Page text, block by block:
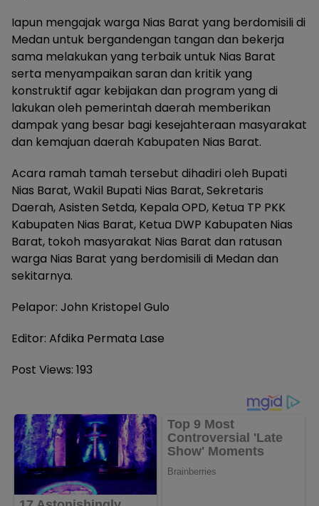
Iapun mengajak warga Nias Barat yang berdomisili di
Medan untuk bergandengan tangan dan bekerja
sama melakukan yang terbaik untuk Nias Barat
serta menyampaikan saran dan kritik yang
konstruktif agar kebijakan dan program yang di
lakukan oleh pemerintah daerah memberikan
dampak yang besar bagi kesejahteraan masyarakat
dan kemajuan daerah Kabupaten Nias Barat.
Acara ramah tamah tersebut dihadiri oleh Bupati
Nias Barat, Wakil Bupati Nias Barat, Sekretaris
Daerah, Asisten Setda, Kepala OPD, Ketua TP PKK
Kabupaten Nias Barat, Ketua DWP Kabupaten Nias
Barat, tokoh masyarakat Nias Barat dan ratusan
warga Nias Barat yang berdomisili di Medan dan
sekitarnya.
Pelapor: John Kristopel Gulo
Editor: Afdika Permata Lase
Post Views: 193